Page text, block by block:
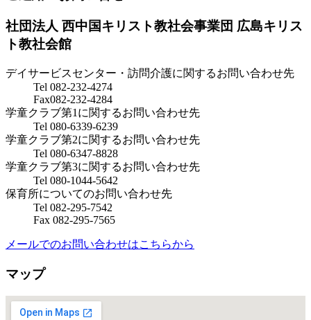
社団法人 西中国キリスト教社会事業団 広島キリス
ト教社会館
デイサービスセンター・訪問介護に関するお問い合わせ先
Tel 082-232-4274
Fax082-232-4284
学童クラブ第1に関するお問い合わせ先
Tel 080-6339-6239
学童クラブ第2に関するお問い合わせ先
Tel 080-6347-8828
学童クラブ第3に関するお問い合わせ先
Tel 080-1044-5642
保育所についてのお問い合わせ先
Tel 082-295-7542
Fax 082-295-7565
メールでのお問い合わせはこちらから
マップ